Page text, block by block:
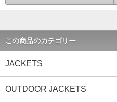
この商品のカテゴリー
JACKETS
OUTDOOR JACKETS